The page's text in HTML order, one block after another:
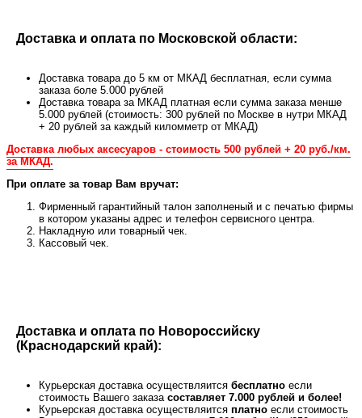
Доставка и оплата по Московской области:
Доставка товара до 5 км от МКАД бесплатная, если сумма
заказа боле 5.000 рублей
Доставка товара за МКАД платная если сумма заказа менше
5.000 рублей (стоимость: 300 рублей по Москве в нутри МКАД
+ 20 рублей за каждый киломметр от МКАД)
Доставка любых аксесуаров - стоимость 500 рублей + 20 руб./км.
за МКАД.
При оплате за товар Вам вручат:
Фирменный гарантийный талон заполненый и с печатью фирмы
в котором указаны адрес и телефон сервисного центра.
Накладную или товарный чек.
Кассовый чек.
Доставка и оплата по Новороссийску
(Краснодарский край):
Курьерская доставка осуществляится бесплатно если
стоимость Вашего заказа составляет 7.000 рублей и более!
Курьерская доставка осуществляится платно если стоимость